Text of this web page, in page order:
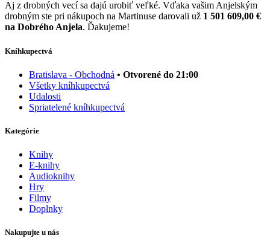
Aj z drobných vecí sa dajú urobiť veľké. Vďaka vašim Anjelským
drobným ste pri nákupoch na Martinuse darovali už 1 501 609,00 €
na Dobrého Anjela. Ďakujeme!
Kníhkupectvá
Bratislava - Obchodná • Otvorené do 21:00
Všetky kníhkupectvá
Udalosti
Spriatelené kníhkupectvá
Kategórie
Knihy
E-knihy
Audioknihy
Hry
Filmy
Doplnky
Nakupujte u nás